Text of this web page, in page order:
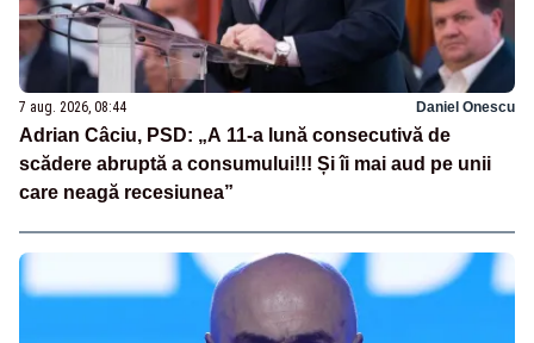
7 aug. 2026, 08:44 Daniel Onescu
Adrian Câciu, PSD: „A 11-a lună consecutivă de
scădere abruptă a consumului!!! Și îi mai aud pe unii
care neagă recesiunea”